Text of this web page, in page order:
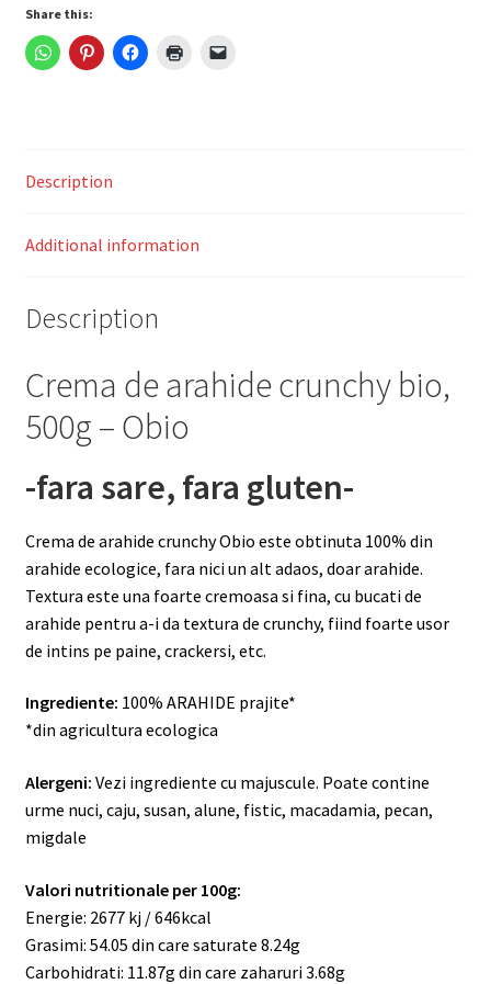
quantity
Share this:
Description
Additional information
Description
Crema de arahide crunchy bio,
500g – Obio
-fara sare, fara gluten-
Crema de arahide crunchy Obio este obtinuta 100% din
arahide ecologice, fara nici un alt adaos, doar arahide.
Textura este una foarte cremoasa si fina, cu bucati de
arahide pentru a-i da textura de crunchy, fiind foarte usor
de intins pe paine, crackersi, etc.
Ingrediente: 100% ARAHIDE prajite*
*din agricultura ecologica
Alergeni: Vezi ingrediente cu majuscule. Poate contine
urme nuci, caju, susan, alune, fistic, macadamia, pecan,
migdale
Valori nutritionale per 100g:
Energie: 2677 kj / 646kcal
Grasimi: 54.05 din care saturate 8.24g
Carbohidrati: 11.87g din care zaharuri 3.68g